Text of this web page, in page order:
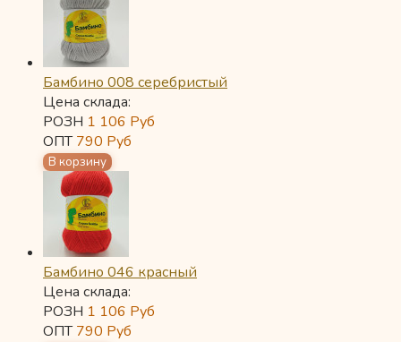
Бамбино 008 серебристый
Цена склада:
РОЗН 1 106 Руб
ОПТ790 Руб
Бамбино 046 красный
Цена склада:
РОЗН 1 106 Руб
ОПТ790 Руб